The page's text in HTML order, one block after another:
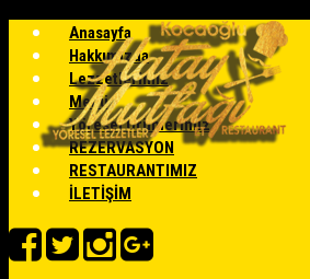
Anasayfa
Hakkımızda
Lezzetlerimiz
Menü
Yöresel Ürünlerimiz
REZERVASYON
RESTAURANTIMIZ
İLETİŞİM